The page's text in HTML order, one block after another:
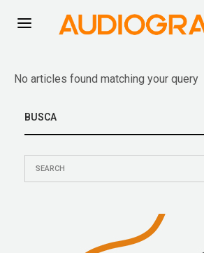
No articles found matching your query
BUSCA